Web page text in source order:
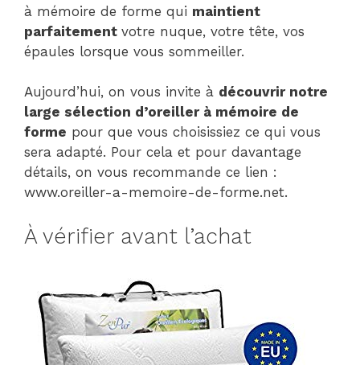
à mémoire de forme qui maintient
parfaitement votre nuque, votre tête, vos
épaules lorsque vous sommeiller.
Aujourd’hui, on vous invite à découvrir notre
large sélection d’oreiller à mémoire de
forme pour que vous choisissiez ce qui vous
sera adapté. Pour cela et pour davantage
détails, on vous recommande ce lien :
www.oreiller-a-memoire-de-forme.net.
À vérifier avant l’achat